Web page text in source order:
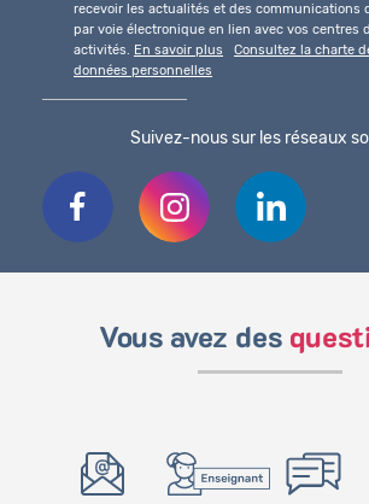
recevoir les actualités et des communications
par voie électronique en lien avec vos centres
activités.
En savoir plus
Consultez la charte
données personnelles
Suivez-nous sur les réseaux
Vous avez des